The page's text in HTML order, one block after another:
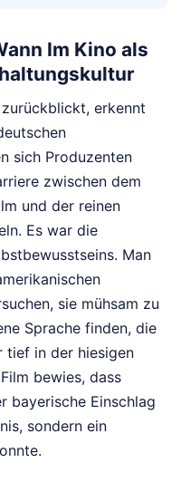
Im Kino als
erkennt
sich Produzenten
zwischen dem
und der reinen
Es war die
Man
sie mühsam zu
Sprache finden, die
tief in der hiesigen
bewies, dass
bayerische Einschlag
sondern ein